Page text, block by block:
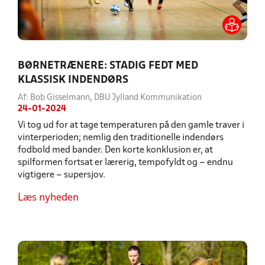
BØRNETRÆNERE: STADIG FEDT MED
KLASSISK INDENDØRS
Af: Bob Gisselmann, DBU Jylland Kommunikation
24-01-2024
Vi tog ud for at tage temperaturen på den gamle traver i
vinterperioden; nemlig den traditionelle indendørs
fodbold med bander. Den korte konklusion er, at
spilformen fortsat er lærerig, tempofyldt og – endnu
vigtigere – supersjov.
Læs nyheden